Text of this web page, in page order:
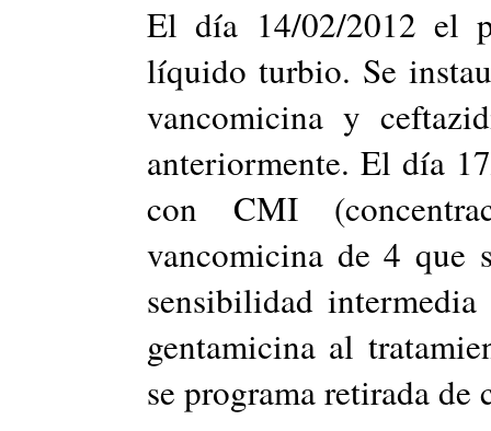
El día 14/02/2012 el
líquido turbio. Se
vancomicina y
anteriormente. El día
con CMI
vancomicina de 4 que
sensibilidad
gentamicina al
se programa retirada de